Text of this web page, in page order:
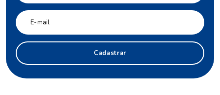
Cadastrar